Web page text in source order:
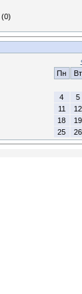
(0)
Пн
Вт
4
5
11
12
18
19
25
26